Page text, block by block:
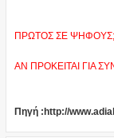
ΠΡΩΤΟΣ ΣΕ ΨΗΦΟΥΣ;
ΑΝ ΠΡΟΚΕΙΤΑΙ ΓΙΑ
Πηγή :http://